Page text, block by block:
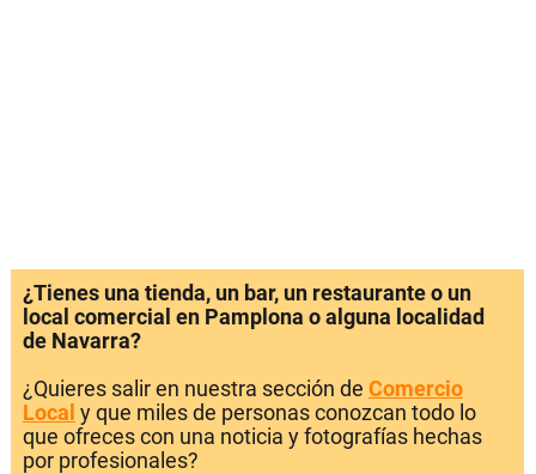
¿Tienes una tienda, un bar, un restaurante o un
local comercial en Pamplona o alguna localidad
de Navarra?
¿Quieres salir en nuestra sección de Comercio
Local y que miles de personas conozcan todo lo
que ofreces con una noticia y fotografías hechas
por profesionales?